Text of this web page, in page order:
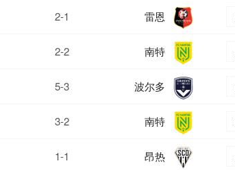
2-1 雷恩
2-2 南特
5-3 波尔多
3-2 南特
1-1 昂热